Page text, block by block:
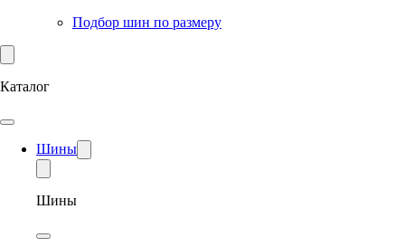
Подбор шин по размеру
Каталог
Шины
Шины